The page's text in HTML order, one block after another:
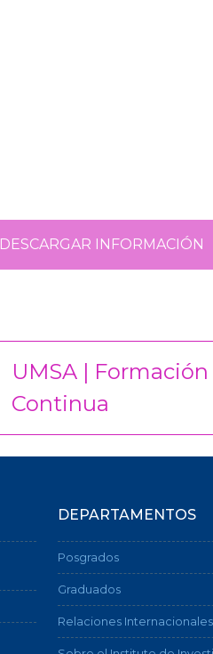
DESCARGAR INFORMACIÓN
UMSA | Formación
Continua
DEPARTAMENTOS
Posgrados
Graduados
Relaciones Internacionales